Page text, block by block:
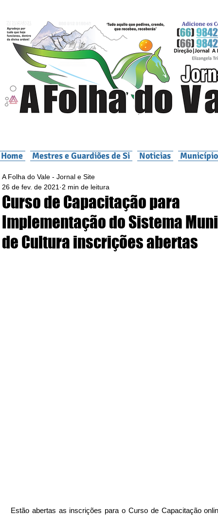
Home Mestres e Guardiões de Si Noticias
Curso de Capacitação para
Implementação do Sistema
de Cultura inscrições abertas
A Folha do Vale - Jornal e Site
26 de fev. de 2021 2 min de leitura
Estão abertas as inscrições para o Curso de Capacitação